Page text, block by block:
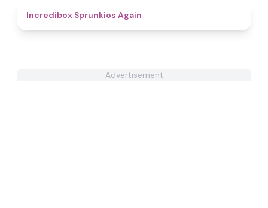
Incredibox Sprunkios Again
Advertisement